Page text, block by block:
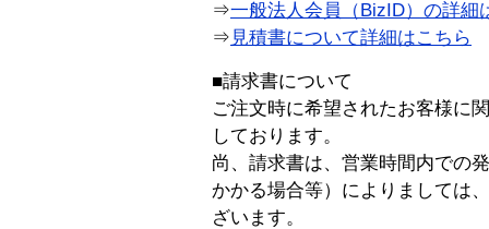
⇒一般法人会員（BizID）の詳細
⇒ 見積書について詳細はこちら
■請求書について
ご注文時に希望されたお客様に
しております。
尚、請求書は、営業時間内での
かかる場合等）によりましては
ざいます。